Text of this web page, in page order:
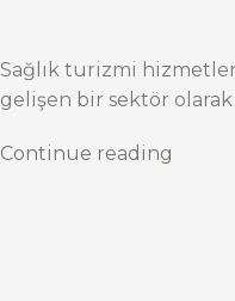
Sağlık turizmi
gelişen bir sektör olarak
Continue reading